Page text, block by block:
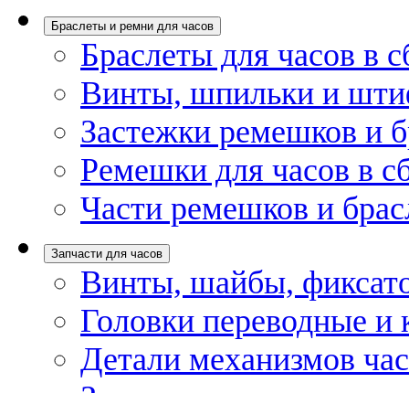
Браслеты и ремни для часов
Браслеты для часов в
Винты, шпильки и
Застежки ремешков и
Ремешки для часов в
Части ремешков и
Запчасти для часов
Винты, шайбы,
Головки переводные и
Детали механизмов